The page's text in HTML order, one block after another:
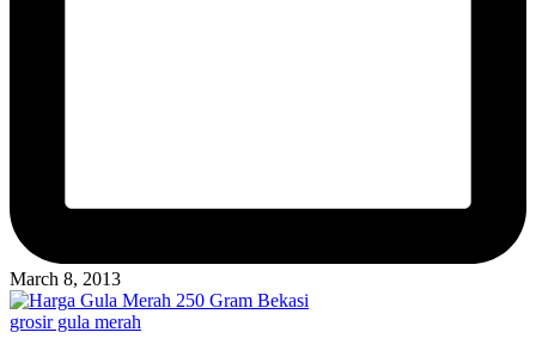
March 8, 2013
Posted
grosir gula merah